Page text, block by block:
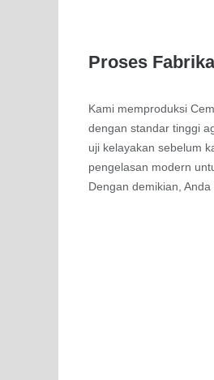
Proses
Kami memproduksi
dengan standar tinggi
uji kelayakan sebelum
pengelasan modern
Dengan demikian,